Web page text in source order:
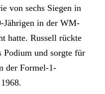
von sechs Siegen in
Jährigen in der WM-
hatte. Russell rückte
Podium und sorgte für
der Formel-1-